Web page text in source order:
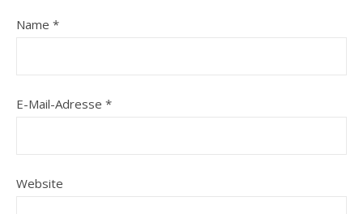
Name *
E-Mail-Adresse *
Website